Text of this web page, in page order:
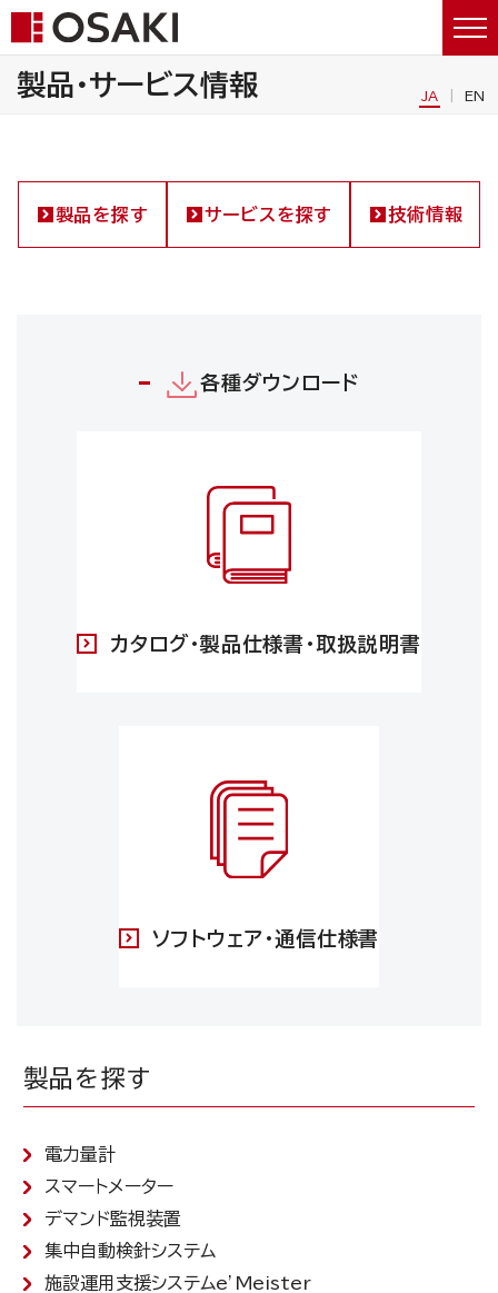
製品・サービス情報 JA EN
製品を探す サービスを探す 技術情報
各種ダウンロード
カタログ・製品仕様書・取扱説明書
ソフトウェア・通信仕様書
製品を探す
電力量計
スマートメーター
デマンド監視装置
集中自動検針システム
施設運用支援システムe’Meister